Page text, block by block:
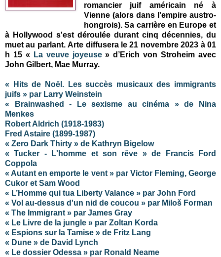
romancier juif américain né à
Vienne (alors dans l'empire austro-
hongrois). Sa carrière en Europe et
à Hollywood s'est déroulée durant cinq décennies, du
muet au parlant.Arte diffusera le 21 novembre 2023 à 01
h 15 «
La veuve joyeuse» d’Erich von Stroheim avec
John Gilbert, Mae Murray.
« Hits de Noël. Les succès musicaux des immigrants
juifs » par Larry Weinstein
« Brainwashed - Le sexisme au cinéma » de Nina
Menkes
Robert Aldrich (1918-1983)
Fred Astaire (1899-1987)
« Zero Dark Thirty » de Kathryn Bigelow
« Tucker - L'homme et son rêve » de Francis Ford
Coppola
« Autant en emporte le vent » par Victor Fleming, George
Cukor et Sam Wood
« L’Homme qui tua Liberty Valance » par John Ford
« Vol au-dessus d'un nid de coucou » par Miloš Forman
« The Immigrant » par James Gray
« Le Livre de la jungle » par Zoltan Korda
« Espions sur la Tamise » de Fritz Lang
« Dune » de David Lynch
« Le dossier Odessa » par Ronald Neame